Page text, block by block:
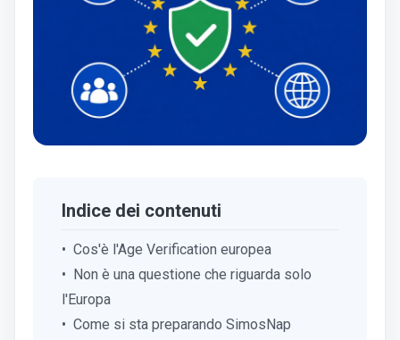
Indice dei contenuti
Cos'è l'Age Verification europea
Non è una questione che riguarda solo
l'Europa
Come si sta preparando SimosNap